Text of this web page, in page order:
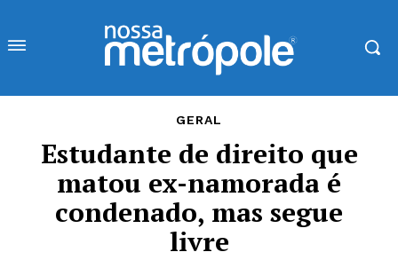
GERAL
Estudante de direito que
matou ex-namorada é
condenado, mas segue
livre